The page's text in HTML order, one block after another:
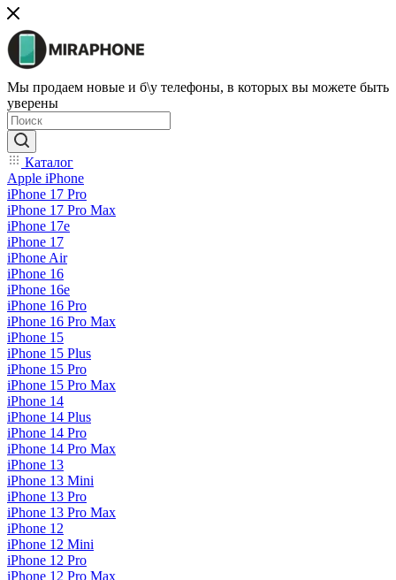
Мы продаем новые и б\у телефоны, в которых вы можете быть
уверены
Каталог
Apple iPhone
iPhone 17 Pro
iPhone 17 Pro Max
iPhone 17e
iPhone 17
iPhone Air
iPhone 16
iPhone 16e
iPhone 16 Pro
iPhone 16 Pro Max
iPhone 15
iPhone 15 Plus
iPhone 15 Pro
iPhone 15 Pro Max
iPhone 14
iPhone 14 Plus
iPhone 14 Pro
iPhone 14 Pro Max
iPhone 13
iPhone 13 Mini
iPhone 13 Pro
iPhone 13 Pro Max
iPhone 12
iPhone 12 Mini
iPhone 12 Pro
iPhone 12 Pro Max